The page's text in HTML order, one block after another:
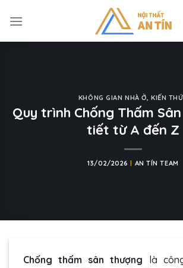
KHÔNG GIAN NHÀ Ở ,KIẾN
Quy trình Chống Thấm
tiết từ A đến Z
13/02/2026 AN TÍN TEAM
Chống thấm sân thượng là